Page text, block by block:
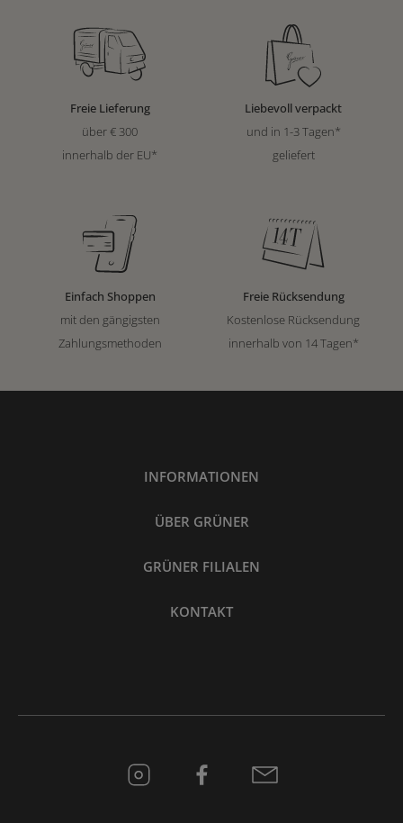
Freie Lieferung
über € 300
innerhalb der EU*
Liebevoll verpackt
und in 1-3 Tagen*
geliefert
Einfach Shoppen
mit den gängigsten
Zahlungsmethoden
Freie Rücksendung
Kostenlose Rücksendung
innerhalb von 14 Tagen*
INFORMATIONEN
ÜBER GRÜNER
GRÜNER FILIALEN
KONTAKT